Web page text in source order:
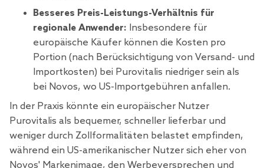
Besseres Preis-Leistungs-Verhältnis für
regionale Anwender: Insbesondere für
europäische Käufer können die Kosten pro
Portion (nach Berücksichtigung von Versand- und
Importkosten) bei Purovitalis niedriger sein als
bei Novos, wo US-Importgebühren anfallen.
In der Praxis könnte ein europäischer Nutzer
Purovitalis als bequemer, schneller lieferbar und
weniger durch Zollformalitäten belastet empfinden,
während ein US-amerikanischer Nutzer sich eher von
Novos' Markenimage, den Werbeversprechen und